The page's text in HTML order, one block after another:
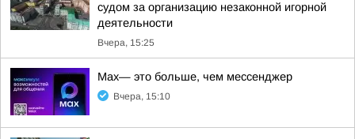
судом за организацию незаконной игорной
деятельности
Вчера, 15:25
Max— это больше, чем мессенджер
Вчера, 15:10